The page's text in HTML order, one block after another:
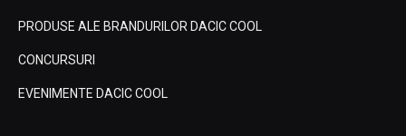
PRODUSE ALE BRANDURILOR DACIC COOL
CONCURSURI
EVENIMENTE DACIC COOL